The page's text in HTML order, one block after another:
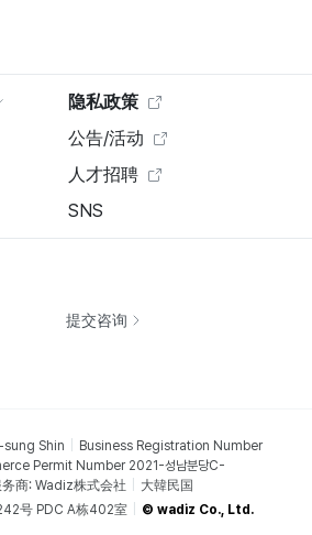
隐私政策
公告/活动
人才招聘
SNS
提交咨询
sung Shin
Business Registration Number
Permit Number 2021-성남분당C-
商: Wadiz株式会社
大韓民国
号 PDC A栋402室
© wadiz Co., Ltd.